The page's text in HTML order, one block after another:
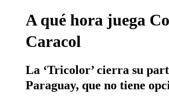
A qué hora juega
Caracol
La ‘Tricolor’ cierra su
Paraguay, que no tiene